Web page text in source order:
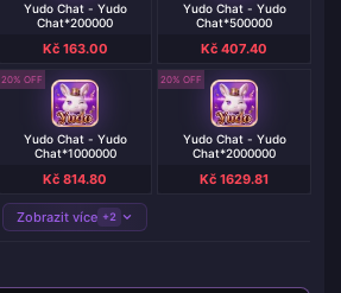
Yudo Chat - Yudo
Chat*200000
Kč 163.00
Yudo Chat - Yudo
Chat*500000
Kč 407.40
20% OFF
Yudo Chat - Yudo
Chat*1000000
Kč 814.80
20% OFF
Yudo Chat - Yudo
Chat*2000000
Kč 1629.81
Zobrazit více +2